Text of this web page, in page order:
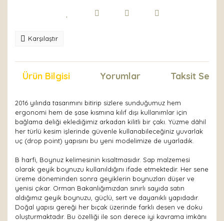
Karşılaştır
Ürün Bilgisi Yorumlar Taksit
2016 yılında tasarımını bitirip sizlere sunduğumuz hem
ergonomi hem de şase kısmına kılıf dışı kullanımlar için
bağlama deliği eklediğimiz arkadan kilitli bir çakı. Yüzme dâhil
her türlü kesim işlerinde güvenle kullanabileceğiniz yuvarlak
uç (drop point) yapısını bu yeni modelimize de uyarladık.
B harfi, Boynuz kelimesinin kısaltmasıdır. Sap malzemesi
olarak geyik boynuzu kullanıldığını ifade etmektedir. Her sene
üreme döneminden sonra geyiklerin boynuzları düşer ve
yenisi çıkar. Orman Bakanlığımızdan sınırlı sayıda satın
aldığımız geyik boynuzu, güçlü, sert ve dayanıklı yapıdadır.
Doğal yapısı gereği her bıçak üzerinde farklı desen ve doku
oluşturmaktadır. Bu özelliği ile son derece iyi kavrama imkânı